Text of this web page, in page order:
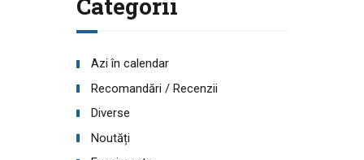
Azi în calendar
Recomandări / Recenzii
Diverse
Noutăți